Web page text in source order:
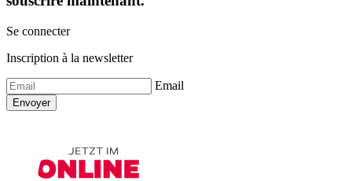
Se connecter
Inscription à la newsletter
Email
Envoyer